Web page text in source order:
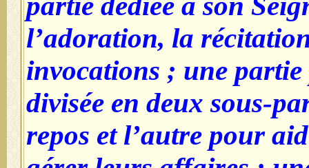
l’adoration, la
invocations ; une
divisée en deux sous-
repos et l’autre pour